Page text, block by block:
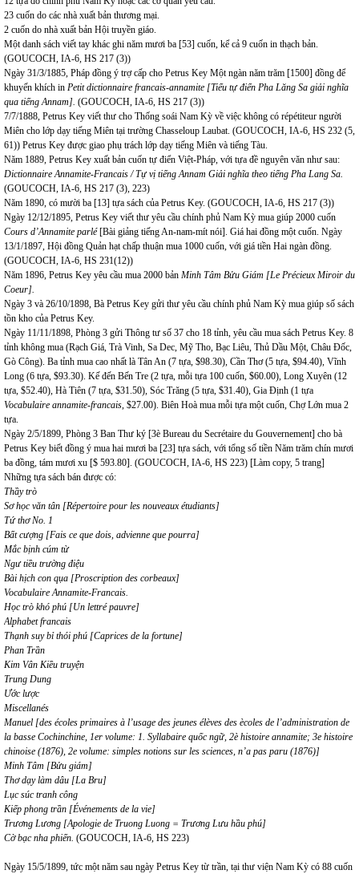
23 cuốn do các nhà xuất bản thương mại.
2 cuốn do nhà xuất bản Hội truyền giáo.
Một danh sách viết tay khác ghi năm mươi ba [53] cuốn, kể cả 9 cuốn in thạch bản.
(GOUCOCH, IA-6, HS 217 (3))
Ngày 31/3/1885, Pháp đồng ý trợ cấp cho Petrus Key Một ngàn năm trăm [1500] đồng để
khuyến khích in Petit dictionnaire francais-annamite [Tiểu tự điển Pha Lăng Sa giải nghĩa
qua tiếng Annam]. (GOUCOCH, IA-6, HS 217 (3))
7/7/1888, Petrus Key viết thư cho Thống soái Nam Kỳ về việc không có répétiteur người
Miên cho lớp dạy tiếng Miên tại trường Chasseloup Laubat. (GOUCOCH, IA-6, HS 232 (5,
61)) Petrus Key được giao phụ trách lớp dạy tiếng Miên và tiếng Tàu.
Năm 1889, Petrus Key xuất bản cuốn tự điển Việt-Pháp, với tựa đề nguyên văn như sau:
Dictionnaire Annamite-Francais / Tự vị tiếng Annam Giải nghĩa theo tiếng Pha Lang Sa.
(GOUCOCH, IA-6, HS 217 (3), 223)
Năm 1890, có mười ba [13] tựa sách của Petrus Key. (GOUCOCH, IA-6, HS 217 (3))
Ngày 12/12/1895, Petrus Key viết thư yêu cầu chính phủ Nam Kỳ mua giúp 2000 cuốn
Cours d’Annamite parlé[Bài giảng tiếng An-nam-mít nói]. Giá hai đồng một cuốn. Ngày
13/1/1897, Hội đồng Quản hạt chấp thuận mua 1000 cuốn, với giá tiền Hai ngàn đồng.
(GOUCOCH, IA-6, HS 231(12))
Năm 1896, Petrus Key yêu cầu mua 2000 bản Minh Tâm Bửu Giám [Le Précieux Miroir du
Coeur].
Ngày 3 và 26/10/1898, Bà Petrus Key gửi thư yêu cầu chính phủ Nam Kỳ mua giúp số sách
tồn kho của Petrus Key.
Ngày 11/11/1898, Phòng 3 gửi Thông tư số 37 cho 18 tỉnh, yêu cầu mua sách Petrus Key. 8
tỉnh không mua (Rạch Giá, Trà Vinh, Sa Dec, Mỹ Tho, Bạc Liêu, Thủ Dầu Một, Châu Đốc,
Gò Công). Ba tỉnh mua cao nhất là Tân An (7 tựa, $98.30), Cần Thơ (5 tựa, $94.40), Vĩnh
Long (6 tựa, $93.30). Kế đến Bến Tre (2 tựa, mỗi tựa 100 cuốn, $60.00), Long Xuyên (12
tựa, $52.40), Hà Tiên (7 tựa, $31.50), Sóc Trăng (5 tựa, $31.40), Gia Định (1 tựa
Vocabulaire annamite-francais , $27.00). Biên Hoà mua mỗi tựa một cuốn, Chợ Lớn mua 2
tựa.
Ngày 2/5/1899, Phòng 3 Ban Thư ký [3è Bureau du Secrétaire du Gouvernement] cho bà
Petrus Key biết đồng ý mua hai mươi ba [23] tựa sách, với tổng số tiền Năm trăm chín mươi
ba đồng, tám mươi xu [$ 593.80]. (GOUCOCH, IA-6, HS 223) [Làm copy, 5 trang]
Những tựa sách bán được có:
Thầy trò
Sơ học văn tân [Répertoire pour les nouveaux étudiants]
Tứ thơ No. 1
Bất cượng [Fais ce que dois, advienne que pourra]
Mắc bịnh cúm từ
Ngư tiều trường điệu
Bài hịch con qụa [Proscription des corbeaux]
Vocabulaire Annamite-Francais.
Học trò khó phú [Un lettré pauvre]
Alphabet francais
Thạnh suy bỉ thói phú [Caprices de la fortune]
Phan Trần
Kim Vân Kiều truyện
Trung Dung
Ước lược
Miscellanés
Manuel [des écoles primaires à l’usage des jeunes élèves des ècoles de l’administration de
la basse Cochinchine, 1er volume: 1. Syllabaire quốc ngữ, 2è histoire annamite; 3e histoire
chinoise (1876), 2e volume: simples notions sur les sciences, n’a pas paru (1876)]
Minh Tâm [Bửu giám]
Thơ dạy làm dâu [La Bru]
Lục súc tranh công
Kiếp phong trần [Événements de la vie]
Trương Lương [Apologie de Truong Luong = Trương Lưu hầu phú]
Cờ bạc nha phiến. (GOUCOCH, IA-6, HS 223)
Ngày 15/5/1899, tức một năm sau ngày Petrus Key từ trần, tại thư viện Nam Kỳ có 88 cuốn